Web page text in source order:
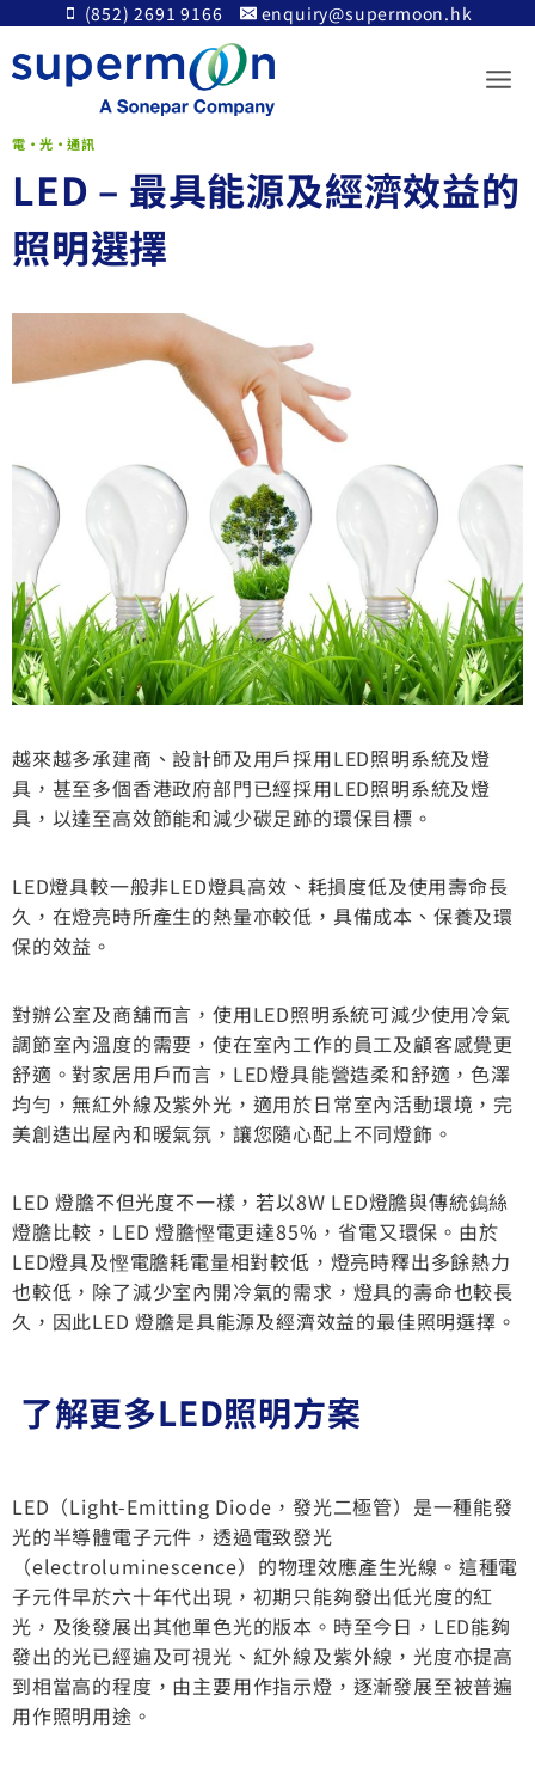
content
(852) 2691 9166 enquiry@supermoon.hk
電•光•通訊
LED – 最具能源及經濟效益的
照明選擇
越來越多承建商、設計師及用戶採用LED照明系統及燈
具，甚至多個香港政府部門已經採用LED照明系統及燈
具，以達至高效節能和減少碳足跡的環保目標。
LED燈具較一般非LED燈具高效、耗損度低及使用壽命長
久，在燈亮時所產生的熱量亦較低，具備成本、保養及環
保的效益。
對辦公室及商舖而言，使用LED照明系統可減少使用冷氣
調節室內溫度的需要，使在室內工作的員工及顧客感覺更
舒適。對家居用戶而言，LED燈具能營造柔和舒適，色澤
均勻，無紅外線及紫外光，適用於日常室內活動環境，完
美創造出屋內和暖氣氛，讓您隨心配上不同燈飾。
LED 燈膽不但光度不一樣，若以8W LED燈膽與傳統鎢絲
燈膽比較，LED 燈膽慳電更達85%，省電又環保。由於
LED燈具及慳電膽耗電量相對較低，燈亮時釋出多餘熱力
也較低，除了減少室內開冷氣的需求，燈具的壽命也較長
久，因此LED 燈膽是具能源及經濟效益的最佳照明選擇。
了解更多LED照明方案
LED（Light-Emitting Diode，發光二極管）是一種能發
光的半導體電子元件，透過電致發光
（electroluminescence）的物理效應產生光線。這種電
子元件早於六十年代出現，初期只能夠發出低光度的紅
光，及後發展出其他單色光的版本。時至今日，LED能夠
發出的光已經遍及可視光、紅外線及紫外線，光度亦提高
到相當高的程度，由主要用作指示燈，逐漸發展至被普遍
用作照明用途。